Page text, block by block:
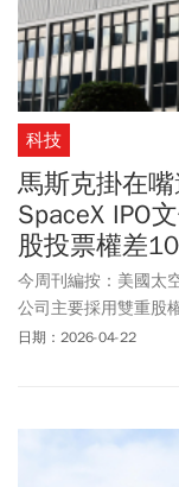
科技
馬斯克掛在
SpaceX IPO
股投票權差
今周刊編按：美國太
公司主要採用雙重股
司的掌控權，像是創
業可行性。與馬斯克
日期：2026-04-22